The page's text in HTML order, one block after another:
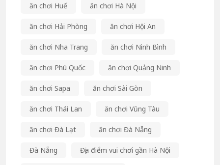
ăn chơi Huế ăn chơi Hà Nội
ăn chơi Hải Phòng ăn chơi Hội An
ăn chơi Nha Trang ăn chơi Ninh Bình
ăn chơi Phú Quốc ăn chơi Quảng Ninh
ăn chơi Sapa ăn chơi Sài Gòn
ăn chơi Thái Lan ăn chơi Vũng Tàu
ăn chơi Đà Lạt ăn chơi Đà Nẵng
Đà Nẵng Địa điểm vui chơi gần Hà Nội